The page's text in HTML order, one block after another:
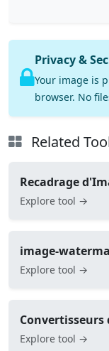
Privacy &
Your image is
browser. No
Related
Recadrage
Explore tool →
image-
Explore tool →
Convertisseurs
Explore tool →